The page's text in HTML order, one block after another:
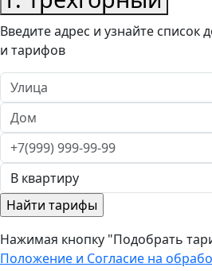
Введите адрес и узнайте список
и тарифов
Нажимая кнопку "Подобрать
Положение и Согласие на